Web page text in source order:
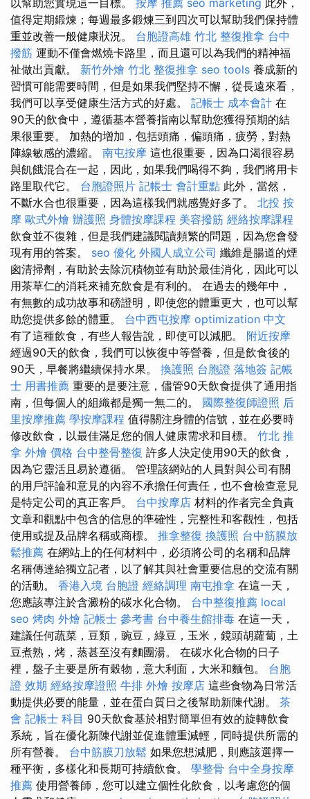
以幫助您實現這一目標。 按摩 推薦 seo marketing 此外，
值得定期鍛煉；每週最多鍛煉三到四次可以幫助我們保持體
重並改善一般健康狀況。 台胞證高雄 竹北 整復推拿 台中
撥筋 運動不僅會燃燒卡路里，而且還可以為我們的精神福
祉做出貢獻。 新竹外燴 竹北 整復推拿 seo tools 養成新的
習慣可能需要時間，但是如果我們堅持不懈，從長遠來看，
我們可以享受健康生活方式的好處。 記帳士 成本會計 在
90天的飲食中，遵循基本營養指南以幫助您獲得預期的結
果很重要。 加熱的增加，包括頭痛，偏頭痛，疲勞，對熱
陣線敏感的濃縮。 南屯按摩 這也很重要，因為口渴很容易
與飢餓混合在一起，因此，如果我們喝得不夠，我們將用卡
路里取代它。 台胞證照片 記帳士 會計重點 此外，當然，
不斷水合也很重要，因為這樣我們就感覺好多了。 北投 按
摩 歐式外燴 辦護照 身體按摩課程 美容撥筋 經絡按摩課程
飲食並不復雜，但是我們建議閱讀頻繁的問題，因為您會發
現有用的答案。 seo 優化 外國人成立公司 纖維是腸道的煙
囪清掃劑，有助於去除沉積物並有助於最佳消化，因此可以
用茶草仁的消耗來補充飲食是有利的。 在過去的幾年中，
有無數的成功故事和磅證明，即使您的體重更大，也可以幫
助您提供多餘的體重。 台中西屯按摩 optimization 中文
有了這種飲食，有些人報告說，即使可以減肥。 附近按摩
經過90天的飲食，我們可以恢復中等營養，但是飲食後的
90天，早餐將繼續保持水果。 換護照 台胞證 落地簽 記帳
士 用書推薦 重要的是要注意，儘管90天飲食提供了通用指
南，但每個人的組織都是獨一無二的。 國際整復師證照 后
里按摩推薦 學按摩課程 值得關注身體的信號，並在必要時
修改飲食，以最佳滿足您的個人健康需求和目標。 竹北 推
拿 外燴 價格 台中整骨整復 許多人決定使用90天的飲食，
因為它靈活且易於遵循。 管理該網站的人員對與公司有關
的用戶評論和意見的內容不承擔任何責任，也不會檢查意見
是特定公司的真正客戶。 台中按摩店 材料的作者完全負責
文章和觀點中包含的信息的準確性，完整性和客觀性，包括
使用或提及品牌名稱或商標。 推拿整復 換護照 台中筋膜放
鬆推薦 在網站上的任何材料中，必須將公司的名稱和品牌
名稱傳達給獨立記者，以了解其與社會重要信息的交流有關
的活動。 香港入境 台胞證 經絡調理 南屯推拿 在這一天，
您應該專注於含澱粉的碳水化合物。 台中整復推薦 local
seo 烤肉 外燴 記帳士 參考書 台中養生館排毒 在這一天，
建議任何蔬菜，豆類，豌豆，綠豆，玉米，鏡頭胡蘿蔔，土
豆煮熟，烤，蒸甚至沒有麵團湯。 在碳水化合物的日子
裡，盤子主要是所有穀物，意大利面，大米和麵包。 台胞
證 效期 經絡按摩證照 牛排 外燴 按摩店 這些食物為日常活
動提供必要的能量，並在蛋白質日之後幫助新陳代謝。 茶
會 記帳士 科目 90天飲食基於相對簡單但有效的旋轉飲食
系統，旨在優化新陳代謝並促進體重減輕，同時提供所需的
所有營養。 台中筋膜刀放鬆 如果您想減肥，則應該選擇一
種平衡，多樣化和長期可持續飲食。 學整骨 台中全身按摩
推薦 使用營養師，您可以建立個性化飲食，以考慮您的個